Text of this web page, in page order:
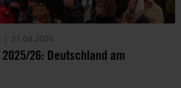
21.04.2026
26: Deutschland am